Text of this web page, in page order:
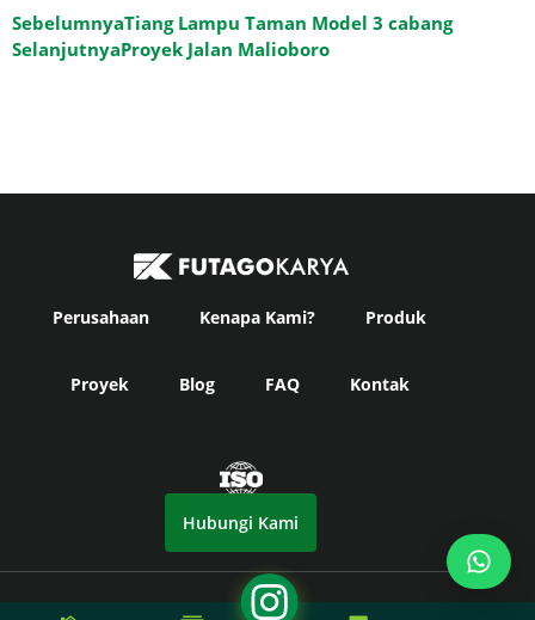
SebelumnyaTiang Lampu Taman Model 3 cabang
SelanjutnyaProyek Jalan Malioboro
Perusahaan Kenapa Kami? Produk
Proyek Blog FAQ Kontak
Hubungi Kami
© Copyright Futago Karya 2024. All Rights Reserved -